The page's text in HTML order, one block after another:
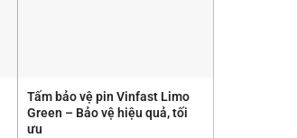
Tấm bảo vệ pin Vinfast Limo
Green – Bảo vệ hiệu quả, tối
ưu